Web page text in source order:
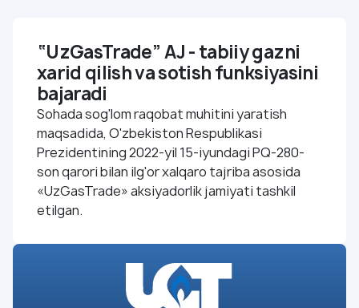
Korrupsiya qarshi kurashish
Sertifikatlar
Integratsiyalashgan boshqaruv tizimi
Biznes
Biz biznes uchunmiz
Tender va tanlov tartiblari
Qoidalar
Investorlar va aksiyadorlar
Axborotni oshkor qilish
“UzGasTrade” AJ - tabiiy gazni
xarid qilish va sotish funksiyasini
bajaradi
Sohada sog'lom raqobat muhitini yaratish
maqsadida, O'zbekiston Respublikasi
Prezidentining 2022-yil 15-iyundagi PQ-280-
son qarori bilan ilg'or xalqaro tajriba asosida
«UzGasTrade» aksiyadorlik jamiyati tashkil
etilgan.